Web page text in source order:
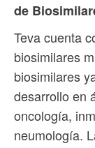
de
Teva cuenta
biosimilares
biosimilares
desarrollo en
oncología,
neumología.